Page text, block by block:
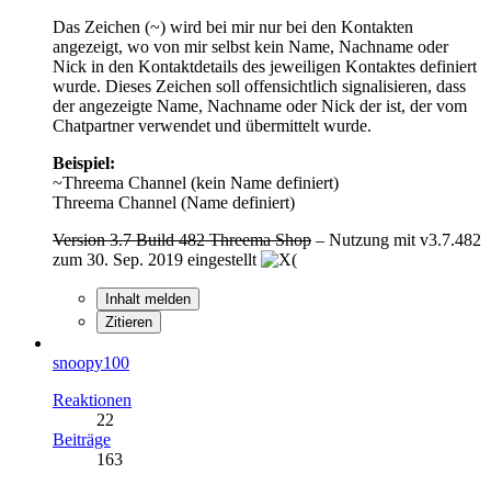
Das Zeichen (~) wird bei mir nur bei den Kontakten
angezeigt, wo von mir selbst kein Name, Nachname oder
Nick in den Kontaktdetails des jeweiligen Kontaktes definiert
wurde. Dieses Zeichen soll offensichtlich signalisieren, dass
der angezeigte Name, Nachname oder Nick der ist, der vom
Chatpartner verwendet und übermittelt wurde.
Beispiel:
~Threema Channel (kein Name definiert)
Threema Channel (Name definiert)
Version 3.7 Build 482 Threema Shop – Nutzung mit v3.7.482
zum 30. Sep. 2019 eingestellt
Inhalt melden
Zitieren
snoopy100
Reaktionen
22
Beiträge
163